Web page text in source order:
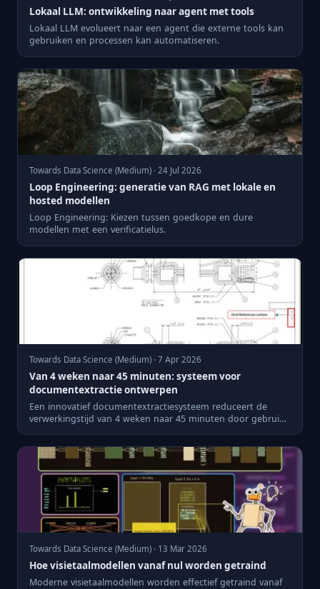
Lokaal LLM: ontwikkeling naar agent met tools
Lokaal LLM evolueert naar een agent die externe tools kan
gebruiken en processen kan automatiseren.
Towards Data Science (Medium) · 24 Jul 2026
Loop Engineering: generatie van RAG met lokale en
hosted modellen
Loop Engineering: Kiezen tussen goedkope en dure
modellen met een verificatielus.
Towards Data Science (Medium) · 7 Apr 2026
Van 4 weken naar 45 minuten: systeem voor
documentextractie ontwerpen
Een innovatief documentextractiesysteem reduceert de
verwerkingstijd van 4 weken naar 45 minuten door gebruik
Towards Data Science (Medium) · 13 Mar 2026
Hoe visietaalmodellen vanaf nul worden getraind
Moderne visietaalmodellen worden effectief getraind vanaf